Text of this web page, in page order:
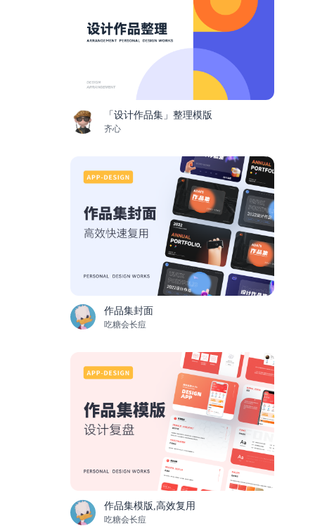
「设计作品集」整理模版
齐心
作品集封面
吃糖会长痘
作品集模版,高效复用
吃糖会长痘